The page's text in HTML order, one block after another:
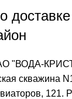
"ВОДА-
скважина
121.